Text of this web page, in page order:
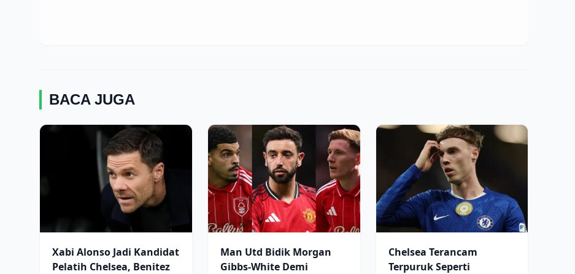
BACA JUGA
Xabi Alonso Jadi Kandidat
Pelatih Chelsea, Benitez
Man Utd Bidik Morgan
Gibbs-White Demi
Chelsea Terancam
Terpuruk Seperti